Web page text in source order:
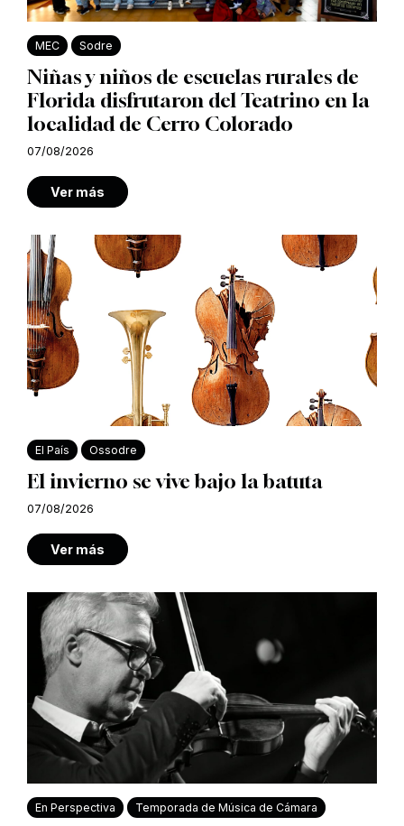
MEC Sodre
Niñas y niños de escuelas rurales de
Florida disfrutaron del Teatrino en la
localidad de Cerro Colorado
07/08/2026
Ver más
El País Ossodre
El invierno se vive bajo la batuta
07/08/2026
Ver más
En Perspectiva Temporada de Música de Cámara